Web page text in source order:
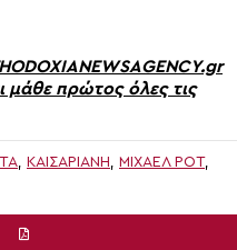
μάθε πρώτος όλες τις
, ΚΑΙΣΑΡΙΑΝΉ , ΜΊΧΑΕΛ ΡΟΤ,